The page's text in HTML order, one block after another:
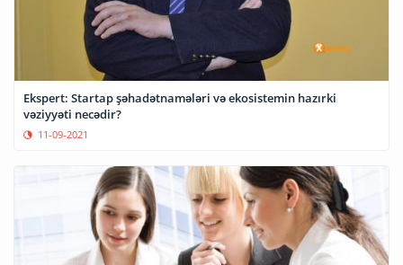
Ekspert: Startap şəhadətnamələri və ekosistemin hazırki
vəziyyəti necədir?
11-09-2021